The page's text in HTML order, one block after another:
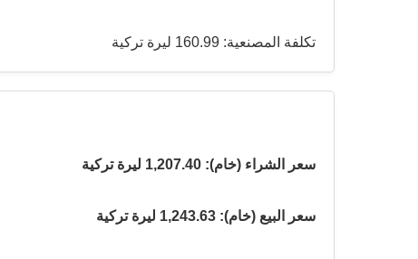
تكلفة المصنعية: 160.99 ليرة تركية
سعر الشراء (خام): 1,207.40 ليرة تركية
سعر البيع (خام): 1,243.63 ليرة تركية